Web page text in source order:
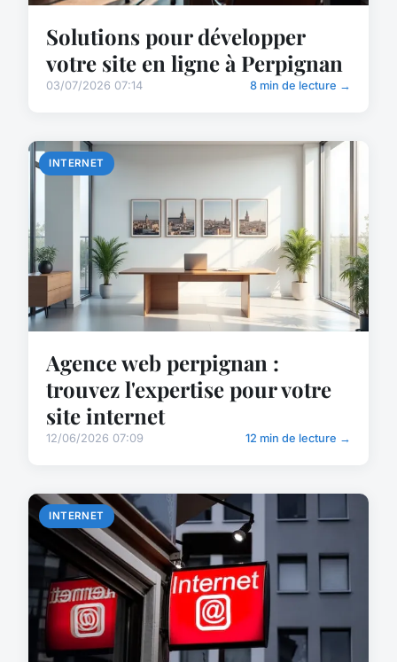
Solutions pour développer
votre site en ligne à Perpignan
03/07/2026 07:14 8 min de lecture →
INTERNET
Agence web perpignan :
trouvez l'expertise pour votre
site internet
12/06/2026 07:09 12 min de lecture →
INTERNET